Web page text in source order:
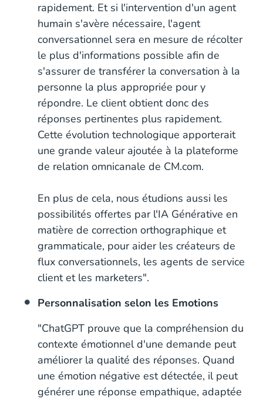
rapidement. Et si l'intervention d'un agent
humain s'avère nécessaire, l'agent
conversationnel sera en mesure de récolter
le plus d'informations possible afin de
s'assurer de transférer la conversation à la
personne la plus appropriée pour y
répondre. Le client obtient donc des
réponses pertinentes plus rapidement.
Cette évolution technologique apporterait
une grande valeur ajoutée à la plateforme
de relation omnicanale de CM.com.
En plus de cela, nous étudions aussi les
possibilités offertes par l'IA Générative en
matière de correction orthographique et
grammaticale, pour aider les créateurs de
flux conversationnels, les agents de service
client et les marketers".
Personnalisation selon les Emotions
"ChatGPT prouve que la compréhension du
contexte émotionnel d'une demande peut
améliorer la qualité des réponses. Quand
une émotion négative est détectée, il peut
générer une réponse empathique, adaptée